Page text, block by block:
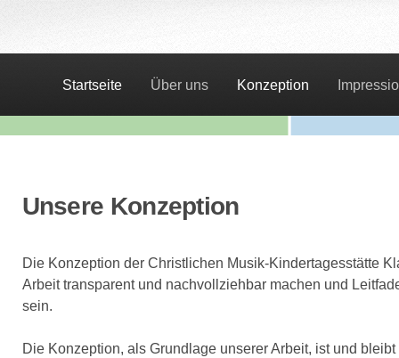
Startseite Über uns Konzeption
Unsere Konzeption
Die Konzeption der Christlichen Musik-Kindertagesstätte
Arbeit transparent und nachvollziehbar machen und
sein.
Die Konzeption, als Grundlage unserer Arbeit, ist und